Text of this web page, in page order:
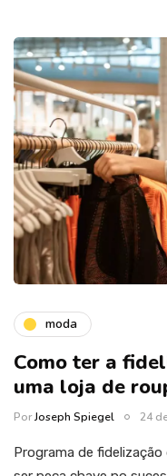
moda
Como ter a
uma loja de
PorJoseph Spiegel 24
Programa de